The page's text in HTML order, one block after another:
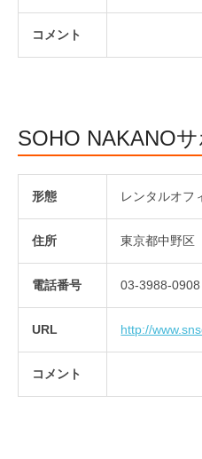
コメント
SOHO NAKANO
形態 レンタルオフ
住所 東京都中野区
電話番号 03-3988-0908
URL http://
コメント